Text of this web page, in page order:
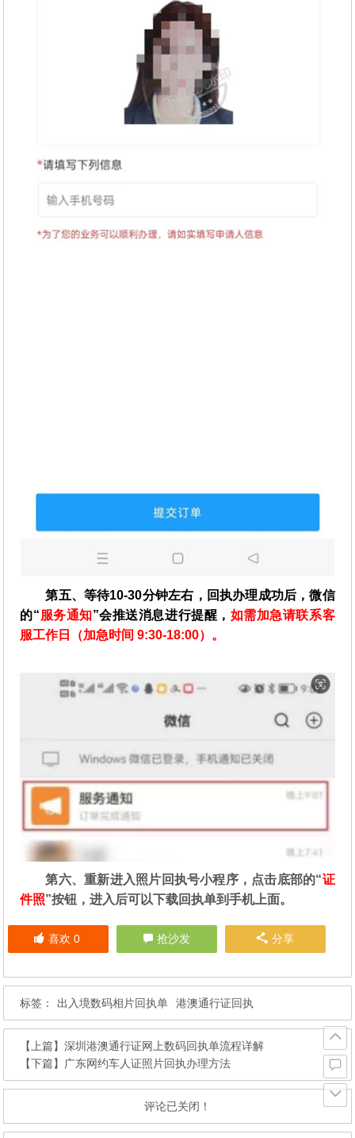
第五、等待10-30分钟左右，回执办理成功后，微信
的“服务通知”会推送消息进行提醒， 如需加急请联系客
服工作日（加急时间 9:30-18:00）。
第六、重新进入照片回执号小程序，点击底部的“证
件照”按钮，进入后可以下载回执单到手机上面。
喜欢 0 抢沙发 分享
标签： 出入境数码相片回执单 港澳通行证回执
【上篇】深圳港澳通行证网上数码回执单流程详解
【下篇】 广东网约车人证照片回执办理方法
评论已关闭！